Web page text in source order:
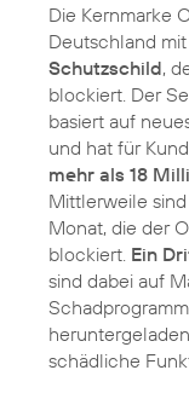
Die Kernmarke
Deutschland
Schutzschild,
blockiert. Der
basiert auf
und hat für
mehr als 18
Mittlerweile
Monat, die der O
blockiert. Ein
sind dabei auf
schädliche